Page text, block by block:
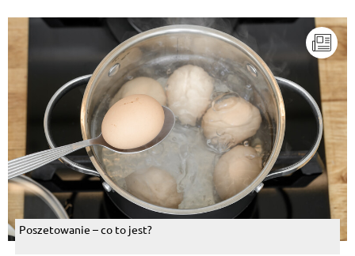
Poszetowanie – co to jest?